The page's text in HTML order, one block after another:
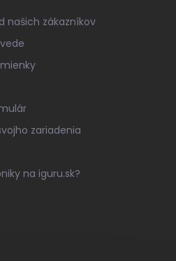
našich zákazníkov
zariadenia
na iguru.sk?